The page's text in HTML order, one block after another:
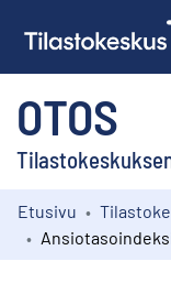
OTOS
Kokoelmat
Etusivu